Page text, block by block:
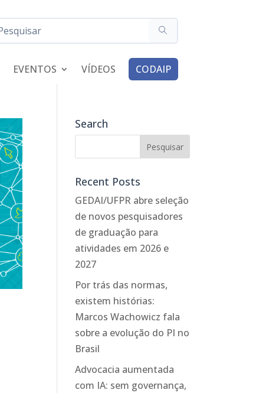
EVENTOS VÍDEOS CODAIP
Search
Recent Posts
GEDAI/UFPR abre seleção
de novos pesquisadores
de graduação para
atividades em 2026 e
2027
Por trás das normas,
existem histórias:
Marcos Wachowicz fala
sobre a evolução do PI no
Brasil
Advocacia aumentada
com IA: sem governança,